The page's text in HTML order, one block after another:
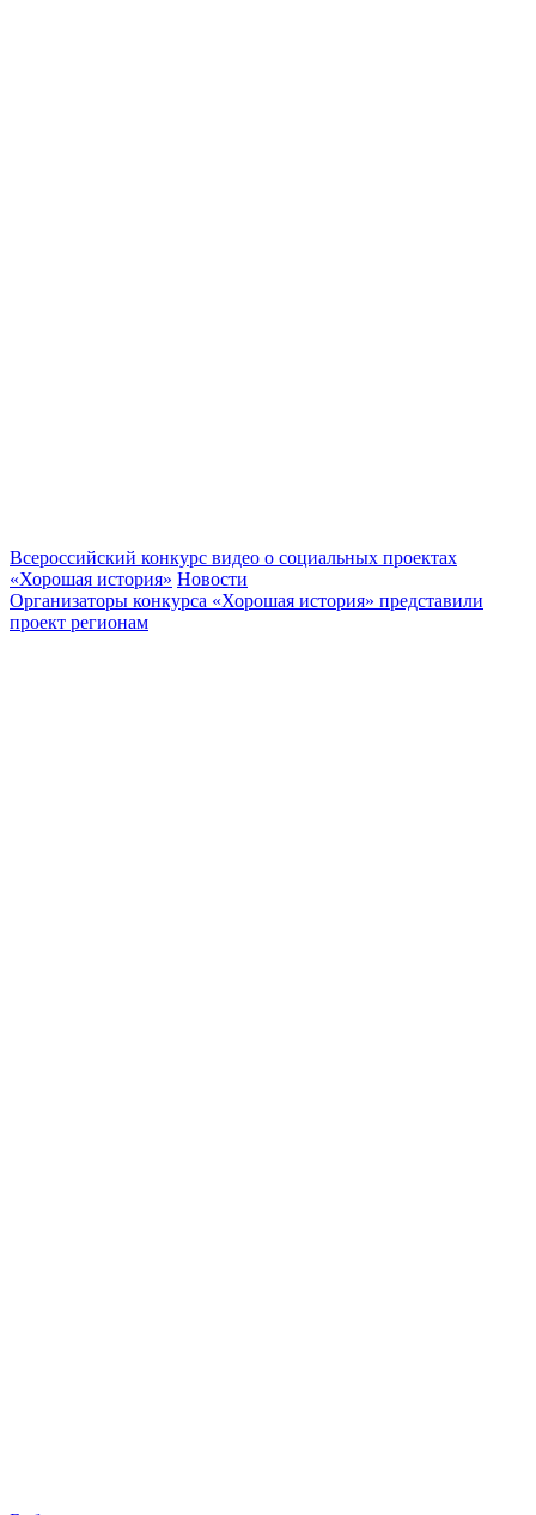
Всероссийский конкурс видео о социальных проектах
«Хорошая история» Новости
Организаторы конкурса «Хорошая история» представили
проект регионам